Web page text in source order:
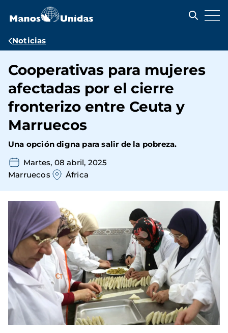
contenido
Ruta
navegación
Noticias
Cooperativas para mujeres
afectadas por el cierre
fronterizo entre Ceuta y
Marruecos
Una opción digna para salir de la pobreza.
Martes, 08 abril, 2025
Marruecos
África